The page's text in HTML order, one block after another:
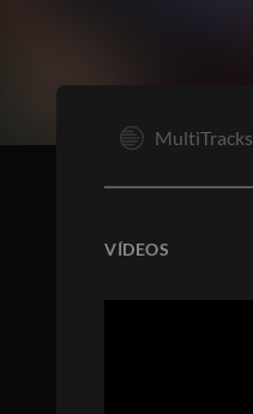
MultiTracks
VÍDEOS